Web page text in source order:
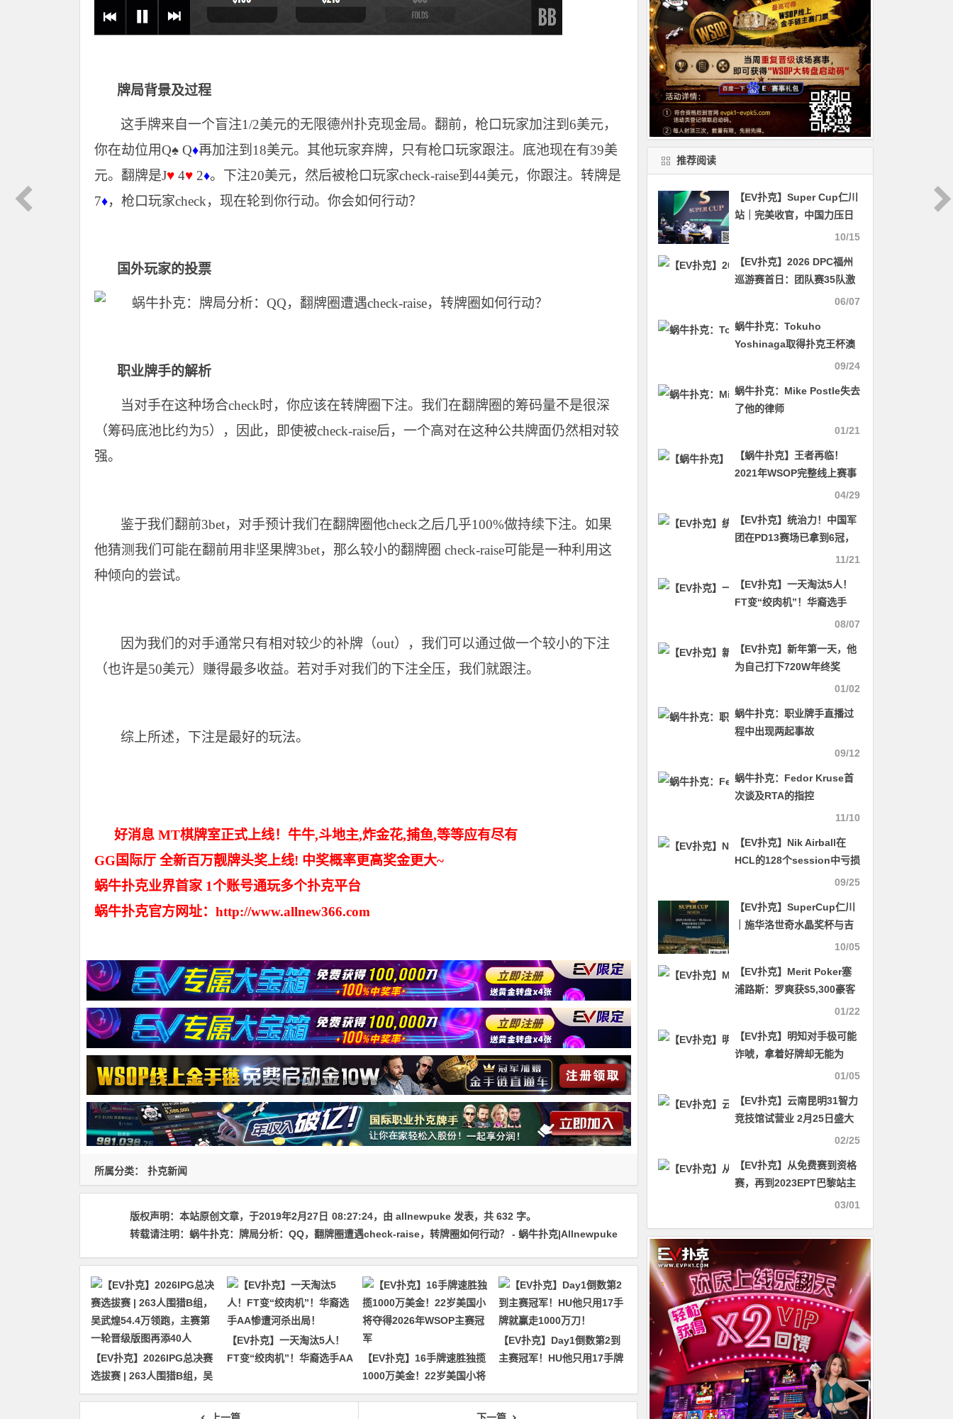
牌局背景及过程
这手牌来自一个盲注1/2美元的无限德州扑克现金局。翻前，枪口玩家加注到6美元，
你在劫位用Q♠ Q♦再加注到18美元。其他玩家弃牌，只有枪口玩家跟注。底池现在有39美
元。翻牌是J♥ 4♥ 2♦。下注20美元，然后被枪口玩家check-raise到44美元，你跟注。转牌是
7♦，枪口玩家check，现在轮到你行动。你会如何行动？
国外玩家的投票
职业牌手的解析
当对手在这种场合check时，你应该在转牌圈下注。我们在翻牌圈的筹码量不是很深
（筹码底池比约为5），因此，即使被check-raise后，一个高对在这种公共牌面仍然相对较
强。
鉴于我们翻前3bet，对手预计我们在翻牌圈他check之后几乎100%做持续下注。如果
他猜测我们可能在翻前用非坚果牌3bet，那么较小的翻牌圈 check-raise可能是一种利用这
种倾向的尝试。
因为我们的对手通常只有相对较少的补牌（out），我们可以通过做一个较小的下注
（也许是50美元）赚得最多收益。若对手对我们的下注全压，我们就跟注。
综上所述，下注是最好的玩法。
好消息 MT棋牌室正式上线！牛牛,斗地主,炸金花,捕鱼,等等应有尽有
GG国际厅 全新百万靓牌头奖上线! 中奖概率更高奖金更大~
蜗牛扑克业界首家 1个账号通玩多个扑克平台
蜗牛扑克官方网址：http://www.allnew366.com
所属分类： 扑克新闻
版权声明： 本站原创文章，于2019年2月27日 08:27:24，由 allnewpuke 发表，共 632 字。
转载请注明： 蜗牛扑克：​牌局分析：QQ，翻牌圈遭遇check-raise，转牌圈如何行动？ - 蜗牛扑克|Allnewpuke
【EV扑克】2026IPG总决赛
选拔赛 | 263人围猎B组，吴
武煌54.4万领跑，主赛第一
【EV扑克】一天淘汰5人！
FT变“绞肉机”！华裔选手AA
【EV扑克】16手牌速胜独揽
1000万美金！22岁美国小将
夺得2026年WSOP主赛冠军
【EV扑克】Day1倒数第2到
主赛冠军！HU他只用17手牌
推荐阅读
【EV扑克】Super Cup仁川
站｜完美收官，中国力压日
韩选手包揽冠亚，徐致远夺
10/15
【EV扑克】2026 DPC福州
巡游赛首日：团队赛35队激
战，“TopLuck战队”强势登
06/07
蜗牛扑克：Tokuho
Yoshinaga取得扑克王杯澳
09/24
蜗牛扑克：Mike Postle失去
了他的律师
01/21
【蜗牛扑克】王者再临！
2021年WSOP完整线上赛事
04/29
【EV扑克】统治力！中国军
团在PD13赛场已拿到6冠，
QQPK战队张阳夺得单日豪
11/21
【EV扑克】一天淘汰5人！
FT变“绞肉机”！华裔选手
08/07
【EV扑克】新年第一天，他
为自己打下720W年终奖
01/02
蜗牛扑克：职业牌手直播过
程中出现两起事故
09/12
蜗牛扑克：Fedor Kruse首
次谈及RTA的指控
11/10
【EV扑克】Nik Airball在
HCL的128个session中亏损
20万刀，他却声称自己的资
09/25
【EV扑克】SuperCup仁川
｜施华洛世奇水晶奖杯与吉
祥物首次亮相！开幕赛192
10/05
【EV扑克】Merit Poker塞
浦路斯：罗爽获$5,300豪客
赛亚军 廉想等4名中国牌手
01/22
【EV扑克】明知对手极可能
诈唬，拿着好牌却无能为
01/05
【EV扑克】云南昆明31智力
竞技馆试营业 2月25日盛大
02/25
【EV扑克】从免费赛到资格
赛，再到2023EPT巴黎站主
赛冠军，罗马尼亚玩家创造
03/01